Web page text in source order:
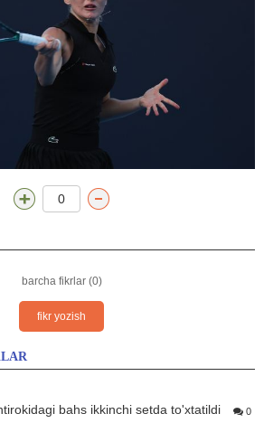
0
barcha fikrlar (0)
fikr yozish
bahs ikkinchi setda to'xtatildi 0